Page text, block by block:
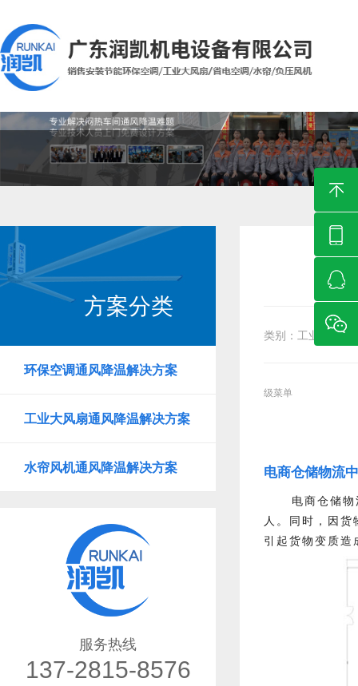
解决方案
SOLUTION
方案分类
环保空调通风降温解决方案
工业大风扇通风降温解决方案
水帘风机通风降温解决方案
服务热线
137-2815-8576
类别：工业大风
级菜单
电商仓储物流
电商仓储
人。同时，因
引起货物变质造